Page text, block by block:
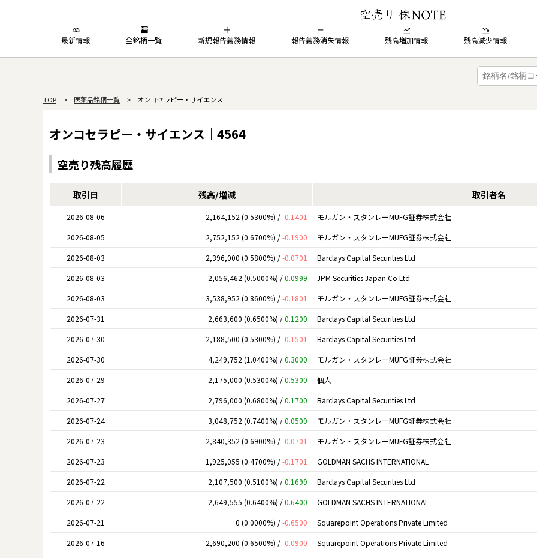
最新情報 全銘柄一覧 新規報告義務情報 報告義務消失情報 残高増加情報 残高減少情報
TOP > 医薬品銘柄一覧 > オンコセラピー・サイエンス
オンコセラピー・サイエンス｜4564
空売り残高履歴
取引日 残高/増減 取引者名
2026-08-06 2,164,152 (0.5300%) /-0.1401 モルガン・スタンレーMUFG証券株式会社
2026-08-05
2,752,152 (0.6700%) /-0.1900 モルガン・スタンレーMUFG証券株式会社
2026-08-03
2,396,000 (0.5800%) /-0.0701 Barclays Capital Securities Ltd
2026-08-03
2,056,462 (0.5000%) /0.0999 JPM Securities Japan Co Ltd.
2026-08-03
3,538,952 (0.8600%) /-0.1801 モルガン・スタンレーMUFG証券株式会社
2026-07-31
2,663,600 (0.6500%) /0.1200 Barclays Capital Securities Ltd
2026-07-30
2,188,500 (0.5300%) /-0.1501 Barclays Capital Securities Ltd
2026-07-30
4,249,752 (1.0400%) /0.3000 モルガン・スタンレーMUFG証券株式会社
2026-07-29
2,175,000 (0.5300%) /0.5300 個人
2026-07-27
2,796,000 (0.6800%) /0.1700 Barclays Capital Securities Ltd
2026-07-24
3,048,752 (0.7400%) /0.0500 モルガン・スタンレーMUFG証券株式会社
2026-07-23
2,840,352 (0.6900%) /-0.0701 モルガン・スタンレーMUFG証券株式会社
2026-07-23
1,925,055 (0.4700%) /-0.1701 GOLDMAN SACHS INTERNATIONAL
2026-07-22
2,107,500 (0.5100%) /0.1699 Barclays Capital Securities Ltd
2026-07-22
2,649,555 (0.6400%) /0.6400 GOLDMAN SACHS INTERNATIONAL
2026-07-21
0 (0.0000%) /-0.6500 Squarepoint Operations Private Limited
2026-07-16
2,690,200 (0.6500%) /-0.0900 Squarepoint Operations Private Limited